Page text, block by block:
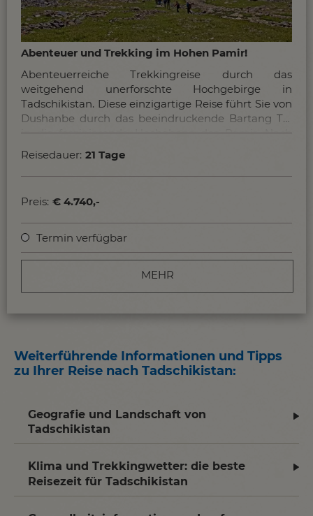
Abenteuer und Trekking im Hohen Pamir!
Abenteuerreiche Trekkingreise durch das
weitgehend unerforschte Hochgebirge in
Tadschikistan. Diese einzigartige Reise führt Sie von
Dushanbe durch das beeindruckende Bartang Tal
in die faszinierende Hochebene des Pamir. Nach
dem 8-tägigen Trekking im hohen Pamir
entdecken Sie auch den Whakhan-Korridor an die
Grenze zu Afghanistan und des Hindu-Kush.
Reisedauer: 21 Tage
Preis: € 4.740,-
Termin verfügbar
MEHR
Weiterführende Informationen und Tipps
zu Ihrer Reise nach Tadschikistan:
Geografie und Landschaft von
Tadschikistan
Klima und Trekkingwetter: die beste
Reisezeit für Tadschikistan